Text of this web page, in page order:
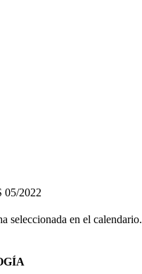
05/2022
seleccionada en el calendario.